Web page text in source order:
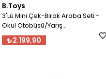
B.Toys
3'Lü Mini Çek-Bırak Araba Seti -
Okul Otobüsü/Yarış
Arabası/Polis
₺2.199,90